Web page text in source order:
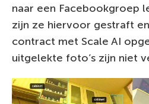
naar een Facebookgroep
zijn ze hiervoor gestraft
contract met Scale AI
uitgelekte foto’s zijn niet